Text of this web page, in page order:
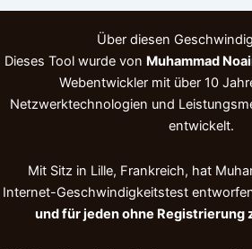
Über diesen
Dieses Tool wurde von Muhammad
Webentwickler mit über 10
Netzwerktechnologien und
entwickelt.
Mit Sitz in Lille, Frankreich, hat
Internet-Geschwindigkeitstest
und für jeden ohne Registrierung